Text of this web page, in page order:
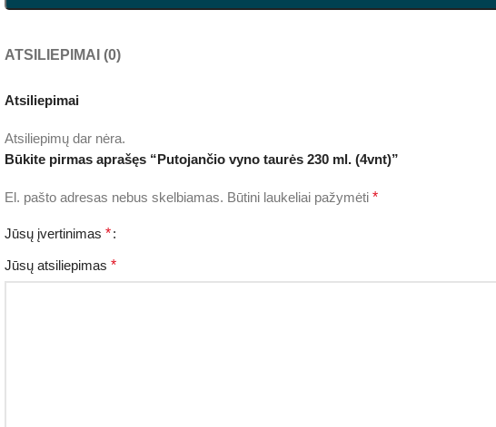
ATSILIEPIMAI (0)
Atsiliepimai
Atsiliepimų dar nėra.
Būkite pirmas aprašęs “Putojančio vyno taurės 230 ml. (4vnt)”
El. pašto adresas nebus skelbiamas. Būtini laukeliai pažymėti *
Jūsų įvertinimas *
Jūsų atsiliepimas *